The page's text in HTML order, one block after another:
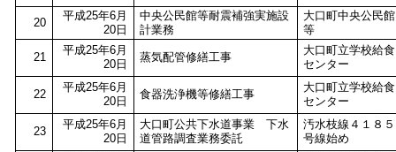
20
平成25年6月
20日
中央公民館等耐震補強実施設
計業務
大口町中央公民館
等
21
平成25年6月
20日
蒸気配管修繕工事
大口町立学校給食
センター
22
平成25年6月
20日
食器洗浄機等修繕工事
大口町立学校給食
センター
23
平成25年6月
20日
大口町公共下水道事業 下水
道管路調査業務委託
汚水枝線４１８５
号線始め